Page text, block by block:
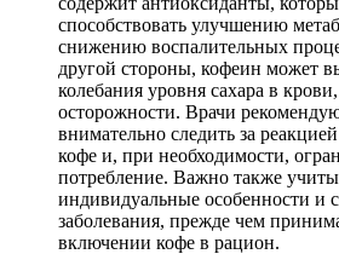
способствовать улучшению
снижению воспалительных
другой стороны, кофеин может
колебания уровня сахара в
осторожности. Врачи
внимательно следить за
кофе и, при необходимости,
потребление. Важно также
индивидуальные особенности и
заболевания, прежде чем
включении кофе в рацион.